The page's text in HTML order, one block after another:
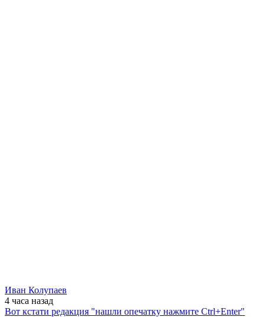
Иван Колупаев
4 часа назад
Вот кстати редакция "нашли опечатку нажмите Ctrl+Enter"